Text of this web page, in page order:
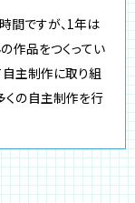
間ですが、1年は
作品をつくってい
主制作に取り組
くの自主制作を行